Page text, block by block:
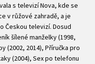
s televizí Nova, kde se
v růžové zahradě, a je
Českou televizí. Dosud
šílené manželky (1998,
(2002, 2014), Příručka pro
(2004), Sex po telefonu